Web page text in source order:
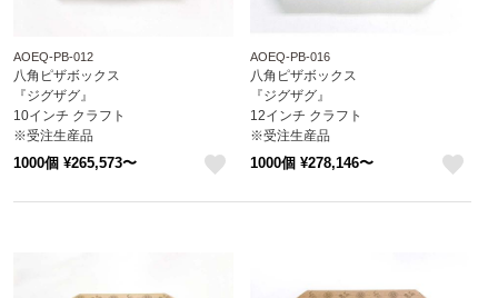
AOEQ-PB-012
八角ピザボックス
『ジグザグ』
10インチ クラフト
※受注生産品
※沖縄・離島 送料別途
1000個 ¥265,573〜
AOEQ-PB-016
八角ピザボックス
『ジグザグ』
12インチ クラフト
※受注生産品
※沖縄・離島 送料別途
1000個 ¥278,146〜